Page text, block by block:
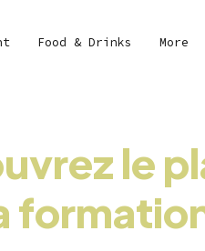
Food & Drinks More
le